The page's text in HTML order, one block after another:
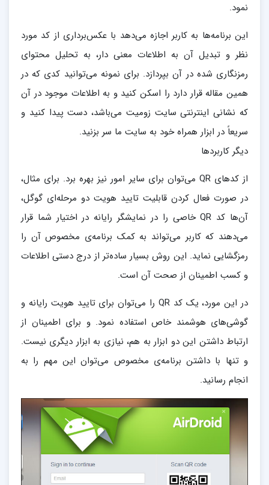
نمود.
این برنامه‌ها به کاربر اجازه می‌دهد با عکس‌برداری از کد مورد
نظر و تبدیل آن به اطلاعات معنی دار، به تحلیل محتوای
رمزنگاری شده در آن بپردازد. برای نمونه می‌توانید کدی که در
همین مقاله قرار دارد را اسکن کنید و به اطلاعات موجود در آن
که نشانی اینترنتی سایت زومیت می‌باشد، دست پیدا کنید و
سریعاً در ابزار همراه خود به سایت ما سر بزنید.
دیگر کاربردها
از کدهای QR می‌توان برای سایر امور نیز بهره برد. برای مثال،
در صورت فعال کردن قابلیت تایید هویت دو مرحله‌ای گوگل،
آن‌ها کد QR خاصی را در نمایشگر رایانه در اختیار شما قرار
می‌دهند که کاربر می‌تواند به کمک برنامه‌ی مخصوص آن را
رمزگشایی نماید. این روش بسیار ساده‌تر از درج دستی اطلاعات
و کسب اطمینان از صحت آن است.
در این مورد، یک کد QR را می‌توان برای تایید هویت رایانه و
گوشی‌های هوشمند خاص استفاده نمود. و برای اطمینان از
ارتباط داشتن این دو ابزار به هم، نیازی به ابزار دیگری نیست.
و تنها با داشتن برنامه‌ی مخصوص می‌توان این مهم را به
انجام رسانید.